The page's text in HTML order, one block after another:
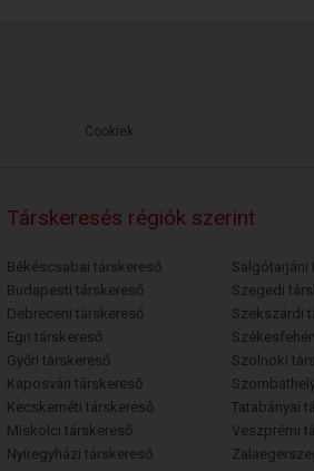
Cookiek
Társkeresés régiók szerint
Békéscsabai társkereső
Budapesti társkereső
Debreceni társkereső
Egri társkereső
Győri társkereső
Kaposvári társkereső
Kecskeméti társkereső
Miskolci társkereső
Nyíregyházi társkereső
Salgótarjáni
Szegedi
Szekszárdi
Szolnoki
Tatabányai
Veszprémi